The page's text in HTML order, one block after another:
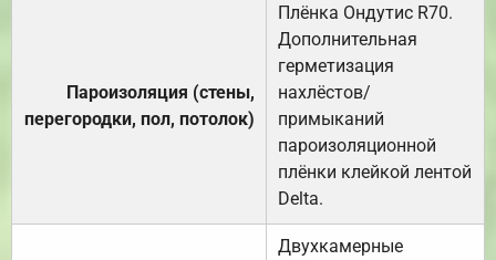
Пароизоляция (стены,
перегородки, пол, потолок)
Плёнка Ондутис R70.
Дополнительная
герметизация
нахлёстов/
примыканий
пароизоляционной
плёнки клейкой лентой
Delta.
Двухкамерные